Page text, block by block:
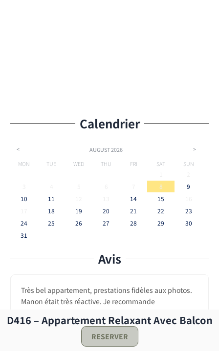
Calendrier
< AUGUST2026
>
MON
TUE WED THU FRI SAT SUN
8
9
10
11 14 15
18 19 20 21 22
23
24
25 26 27 28 29
30
31
Avis
Très bel appartement, prestations fidèles aux photos.
Manon était très réactive. Je recommande
D416 – Appartement Relaxant Avec Balcon
RESERVER